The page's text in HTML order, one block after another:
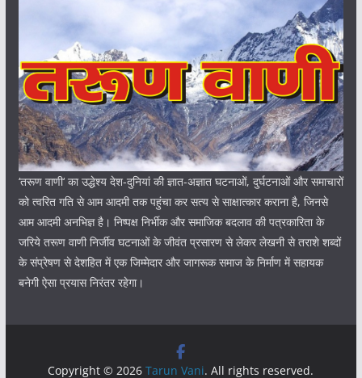
‘तरूण वाणी‘ का उद्धेश्य देश-दुनियां की ज्ञात-अज्ञात घटनाओं, दुर्घटनाओं और समाचारों
को त्वरित गति से आम आदमी तक पहुंचा कर सत्य से साक्षात्कार कराना है, जिनसे
आम आदमी अनभिज्ञ है। निष्पक्ष निर्भीक और समाजिक बदलाव की पत्रकारिता के
जरिये तरूण वाणी निर्जीव घटनाओं के जीवंत प्रसारण से लेकर लेखनी से तराशे शब्दों
के संप्रेषण से देशहित में एक जिम्मेदार और जागरूक समाज के निर्माण में सहायक
बनेगी ऐसा प्रयास निरंतर रहेगा।
Copyright © 2026Tarun Vani. All rights reserved.